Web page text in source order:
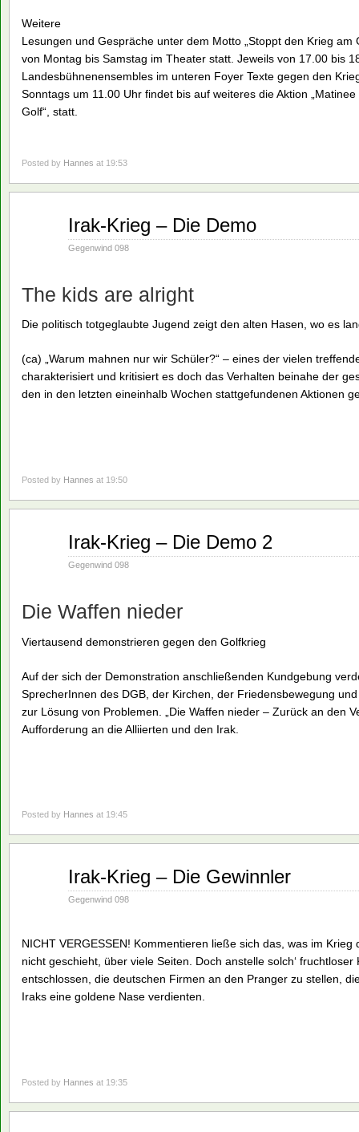
Weitere
Lesungen und Gespräche unter dem Motto „Stoppt den Krieg
von Montag bis Samstag im Theater statt. Jeweils von 17.00 bis
Landesbühnenensembles im unteren Foyer Texte gegen den
Sonntags um 11.00 Uhr findet bis auf weiteres die Aktion
Golf“, statt.
Posted by Hannes at 19:53
Irak-Krieg – Die Demo
Gegenwind 098
The kids are alright
Die politisch totgeglaubte Jugend zeigt den alten Hasen, wo es
(ca) „Warum mahnen nur wir Schüler?“ – eines der vielen
charakterisiert und kritisiert es doch das Verhalten beinahe der
den in den letzten eineinhalb Wochen stattgefundenen Aktionen
Posted by Hannes at 19:50
Irak-Krieg – Die Demo 2
Gegenwind 098
Die Waffen nieder
Viertausend demonstrieren gegen den Golfkrieg
Auf der sich der Demonstration anschließenden Kundgebung
SprecherInnen des DGB, der Kirchen, der Friedensbewegung
zur Lösung von Problemen. „Die Waffen nieder – Zurück an den
Aufforderung an die Alliierten und den Irak.
Posted by Hannes at 19:45
Irak-Krieg – Die Gewinnler
Gegenwind 098
NICHT VERGESSEN! Kommentieren ließe sich das, was im
nicht geschieht, über viele Seiten. Doch anstelle solch‘
entschlossen, die deutschen Firmen an den Pranger zu stellen,
Iraks eine goldene Nase verdienten.
Posted by Hannes at 19:35